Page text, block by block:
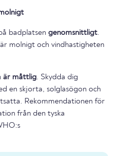
badplatsen genomsnittligt.
molnigt och vindhastigheten
är måttlig. Skydda dig
en skjorta, solglasögon och
Rekommendationen för
från den tyska